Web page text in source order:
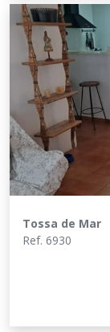
Tossa de Mar
Ref. 6930